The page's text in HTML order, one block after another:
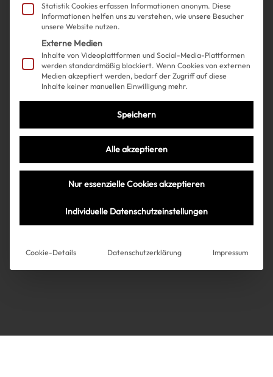
Über uns Kooperationen
AGB
Über uns
Kooperationen
Instagram
Très Click
Impressum
AGB
Statistik Cookies erfassen Informationen anonym. Diese
Informationen helfen uns zu verstehen, wie unsere Besucher
unsere Website nutzen.
Externe Medien
Inhalte von Videoplattformen und Social-Media-Plattformen
werden standardmäßig blockiert. Wenn Cookies von externen
Medien akzeptiert werden, bedarf der Zugriff auf diese
Inhalte keiner manuellen Einwilligung mehr.
Speichern
Alle akzeptieren
Nur essenzielle Cookies akzeptieren
Individuelle Datenschutzeinstellungen
Cookie-Details Datenschutzerklärung Impressum